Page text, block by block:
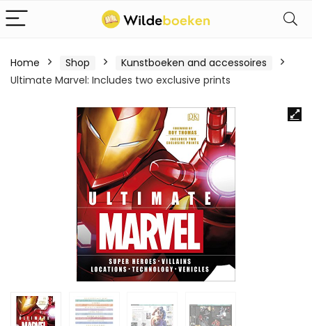
Home Shop
Kunstboeken and accessoires
Ultimate Marvel: Includes two exclusive prints